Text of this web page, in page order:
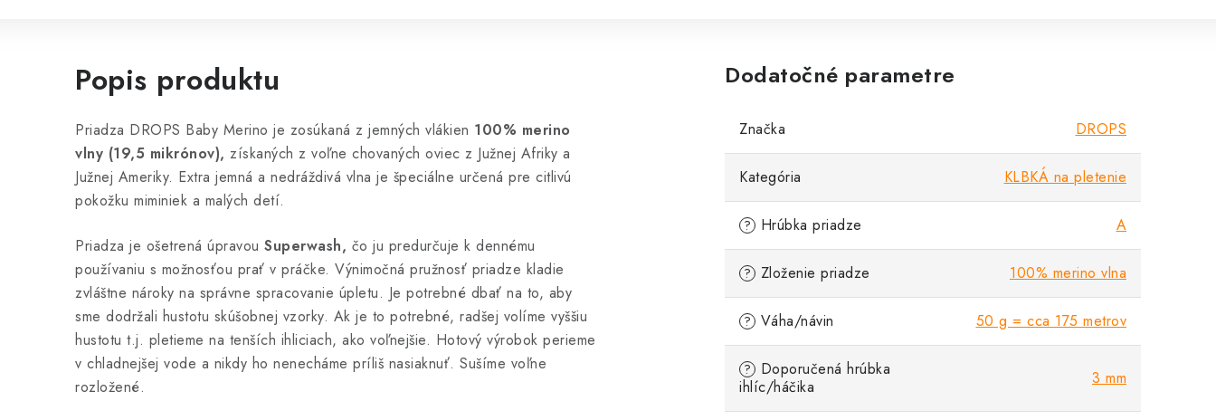
Popis produktu
Priadza DROPS Baby Merino je zosúkaná z jemných vlákien 100% merino
vlny (19,5 mikrónov), získaných z voľne chovaných oviec z Južnej Afriky a
Južnej Ameriky. Extra jemná a nedráždivá vlna je špeciálne určená pre citlivú
pokožku miminiek a malých detí.
Priadza je ošetrená úpravou Superwash, čo ju predurčuje k dennému
používaniu s možnosťou prať v práčke. Výnimočná pružnosť priadze kladie
zvláštne nároky na správne spracovanie úpletu. Je potrebné dbať na to, aby
sme dodržali hustotu skúšobnej vzorky. Ak je to potrebné, radšej volíme vyššiu
hustotu t.j. pletieme na tenších ihliciach, ako voľnejšie. Hotový výrobok perieme
v chladnejšej vode a nikdy ho nenecháme príliš nasiaknuť. Sušíme voľne
rozložené.
Dodatočné parametre
Značka DROPS
Kategória KLBKÁ na pletenie
? Hrúbka priadze A
? Zloženie priadze 100% merino vlna
? Váha/návin 50 g = cca 175 metrov
? Doporučená hrúbka
ihlíc/háčika
3 mm